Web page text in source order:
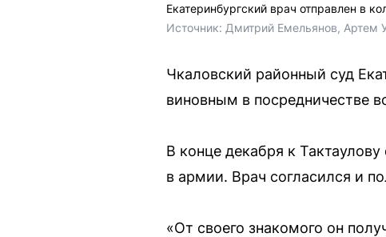
Екатеринбургский врач отправлен в
Источник: Дмитрий Емельянов, Артем
Чкаловский районный суд
виновным в посредничестве
В конце декабря к
в армии. Врач согласился и
«От своего знакомого он